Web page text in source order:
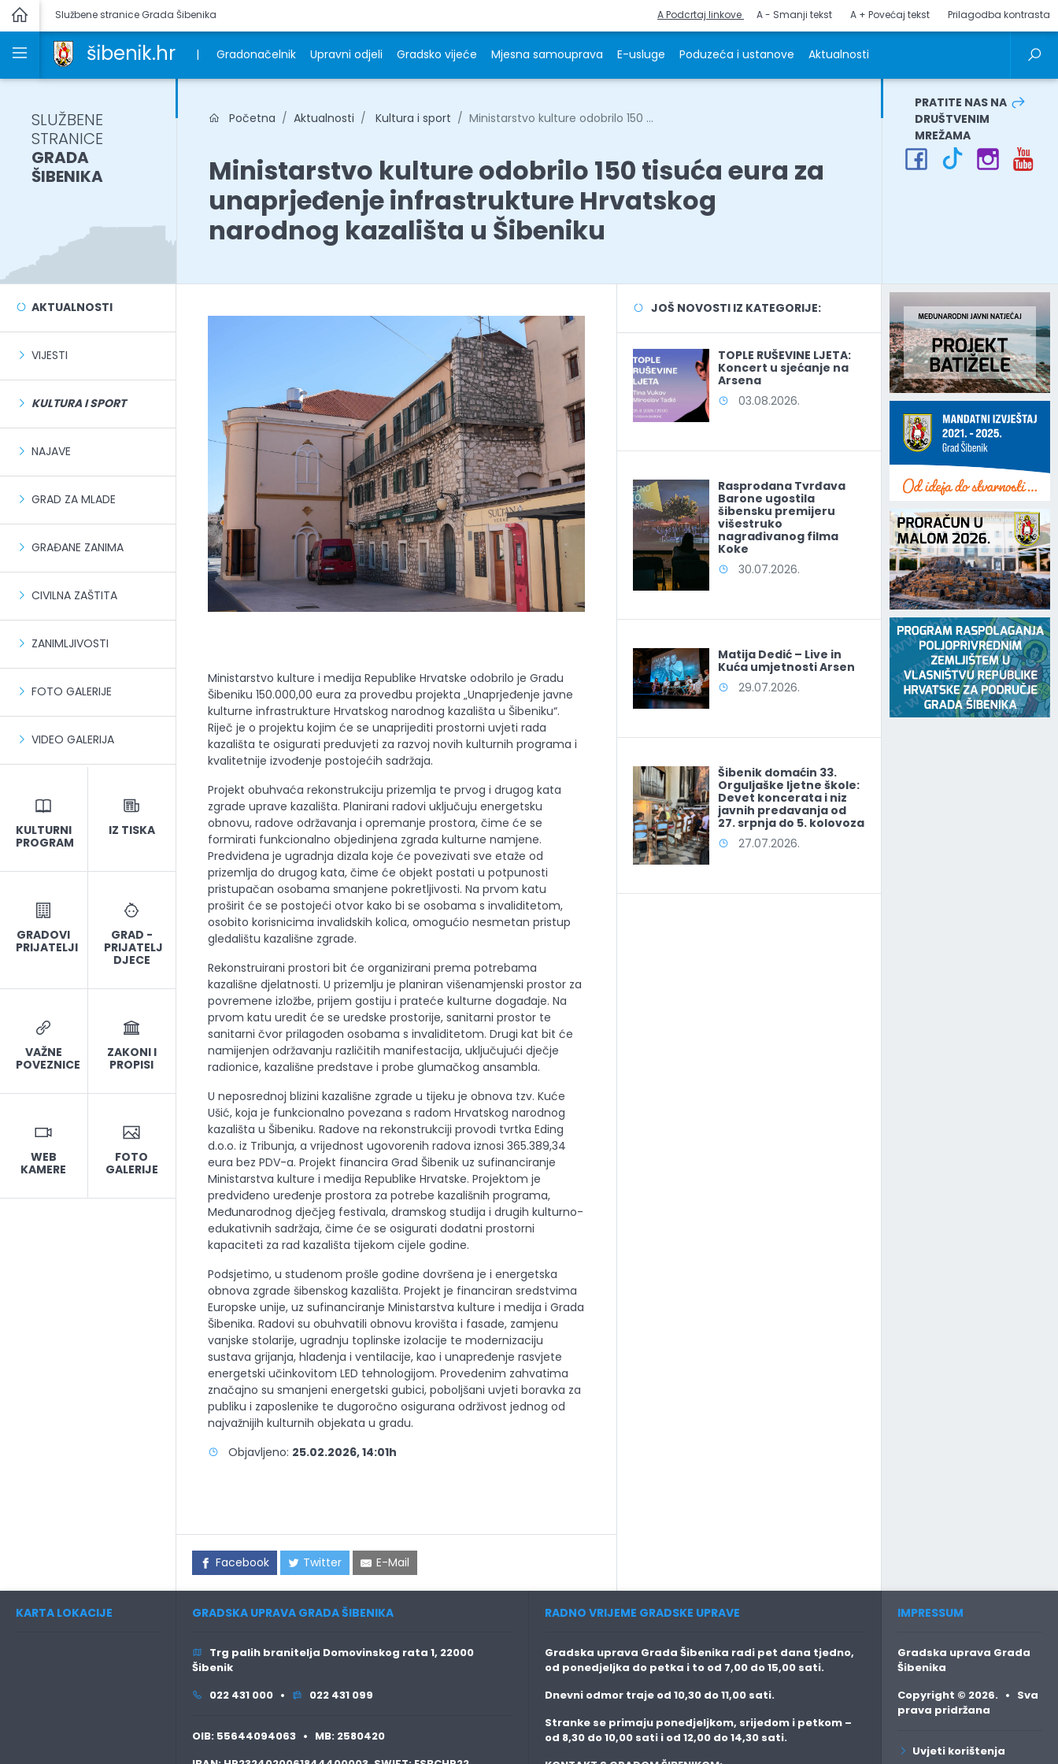
Službene stranice Grada Šibenika A Podcrtaj linkove A - Smanji tekst A + Povećaj tekst Prilagodba kontrasta
šibenik.hr | Gradonačelnik Upravni odjeli Gradsko vijeće Mjesna samouprava E-usluge Poduzeća i ustanove Aktualnosti
SLUŽBENE
STRANICE
GRADA
ŠIBENIKA
Početna Aktualnosti Kultura i sport Ministarstvo kulture odobrilo 150 ...
Ministarstvo kulture odobrilo 150 tisuća eura za
unaprjeđenje infrastrukture Hrvatskog
narodnog kazališta u Šibeniku
PRATITE NAS NA
DRUŠTVENIM
MREŽAMA
AKTUALNOSTI
VIJESTI
KULTURA I SPORT
NAJAVE
GRAD ZA MLADE
GRAĐANE ZANIMA
CIVILNA ZAŠTITA
ZANIMLJIVOSTI
FOTO GALERIJE
VIDEO GALERIJA
KULTURNI
PROGRAM
IZ TISKA
GRADOVI
PRIJATELJI
GRAD -
PRIJATELJ
DJECE
VAŽNE
POVEZNICE
ZAKONI I
PROPISI
WEB
KAMERE
FOTO
GALERIJE
Ministarstvo kulture i medija Republike Hrvatske odobrilo je Gradu
Šibeniku 150.000,00 eura za provedbu projekta „Unaprjeđenje javne
kulturne infrastrukture Hrvatskog narodnog kazališta u Šibeniku“.
Riječ je o projektu kojim će se unaprijediti prostorni uvjeti rada
kazališta te osigurati preduvjeti za razvoj novih kulturnih programa i
kvalitetnije izvođenje postojećih sadržaja.
Projekt obuhvaća rekonstrukciju prizemlja te prvog i drugog kata
zgrade uprave kazališta. Planirani radovi uključuju energetsku
obnovu, radove održavanja i opremanje prostora, čime će se
formirati funkcionalno objedinjena zgrada kulturne namjene.
Predviđena je ugradnja dizala koje će povezivati sve etaže od
prizemlja do drugog kata, čime će objekt postati u potpunosti
pristupačan osobama smanjene pokretljivosti. Na prvom katu
proširit će se postojeći otvor kako bi se osobama s invaliditetom,
osobito korisnicima invalidskih kolica, omogućio nesmetan pristup
gledalištu kazališne zgrade.
Rekonstruirani prostori bit će organizirani prema potrebama
kazališne djelatnosti. U prizemlju je planiran višenamjenski prostor za
povremene izložbe, prijem gostiju i prateće kulturne događaje. Na
prvom katu uredit će se uredske prostorije, sanitarni prostor te
sanitarni čvor prilagođen osobama s invaliditetom. Drugi kat bit će
namijenjen održavanju različitih manifestacija, uključujući dječje
radionice, kazališne predstave i probe glumačkog ansambla.
U neposrednoj blizini kazališne zgrade u tijeku je obnova tzv. Kuće
Ušić, koja je funkcionalno povezana s radom Hrvatskog narodnog
kazališta u Šibeniku. Radove na rekonstrukciji provodi tvrtka Eding
d.o.o. iz Tribunja, a vrijednost ugovorenih radova iznosi 365.389,34
eura bez PDV-a. Projekt financira Grad Šibenik uz sufinanciranje
Ministarstva kulture i medija Republike Hrvatske. Projektom je
predviđeno uređenje prostora za potrebe kazališnih programa,
Međunarodnog dječjeg festivala, dramskog studija i drugih kulturno-
edukativnih sadržaja, čime će se osigurati dodatni prostorni
kapaciteti za rad kazališta tijekom cijele godine.
Podsjetimo, u studenom prošle godine dovršena je i energetska
obnova zgrade šibenskog kazališta. Projekt je financiran sredstvima
Europske unije, uz sufinanciranje Ministarstva kulture i medija i Grada
Šibenika. Radovi su obuhvatili obnovu krovišta i fasade, zamjenu
vanjske stolarije, ugradnju toplinske izolacije te modernizaciju
sustava grijanja, hlađenja i ventilacije, kao i unapređenje rasvjete
energetski učinkovitom LED tehnologijom. Provedenim zahvatima
značajno su smanjeni energetski gubici, poboljšani uvjeti boravka za
publiku i zaposlenike te dugoročno osigurana održivost jednog od
najvažnijih kulturnih objekata u gradu.
Objavljeno: 25.02.2026, 14:01h
Facebook Twitter E-Mail
JOŠ NOVOSTI IZ KATEGORIJE:
TOPLE RUŠEVINE LJETA:
Koncert u sjećanje na
Arsena
03.08.2026.
Rasprodana Tvrđava
Barone ugostila
šibensku premijeru
višestruko
nagrađivanog filma
Koke
30.07.2026.
Matija Dedić – Live in
Kuća umjetnosti Arsen
29.07.2026.
Šibenik domaćin 33.
Orguljaške ljetne škole:
Devet koncerata i niz
javnih predavanja od
27. srpnja do 5. kolovoza
27.07.2026.
KARTA LOKACIJE GRADSKA UPRAVA GRADA ŠIBENIKA
Trg palih branitelja Domovinskog rata 1, 22000
Šibenik
022 431 000 •
022 431 099
OIB: 55644094063 • MB: 2580420
RADNO VRIJEME GRADSKE UPRAVE
Gradska uprava Grada Šibenika radi pet dana tjedno,
od ponedjeljka do petka i to od 7,00 do 15,00 sati.
Dnevni odmor traje od 10,30 do 11,00 sati.
Stranke se primaju ponedjeljkom, srijedom i petkom –
od 8,30 do 10,00 sati i od 12,00 do 14,30 sati.
IMPRESSUM
Gradska uprava Grada
Šibenika
Copyright © 2026. • Sva
prava pridržana
Uvjeti korištenja